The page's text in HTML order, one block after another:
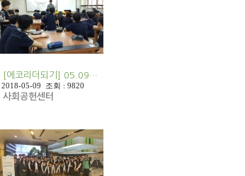
[에코리더되기] 05.09…
2018-05-09 조회 : 9820
사회공헌센터